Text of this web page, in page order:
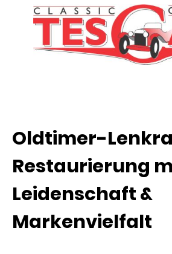
Oldtimer-
Restaurierung
Leidenschaft &
Markenvielfalt